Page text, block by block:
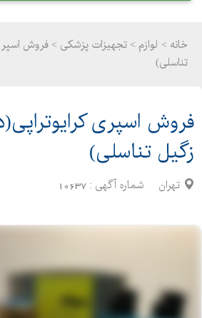
خانه > لوازم > تجهیزات پزشکی > فروش
تناسلی)
فروش اسپری
زگیل تناسلی)
تهران شماره آگهی : 10637